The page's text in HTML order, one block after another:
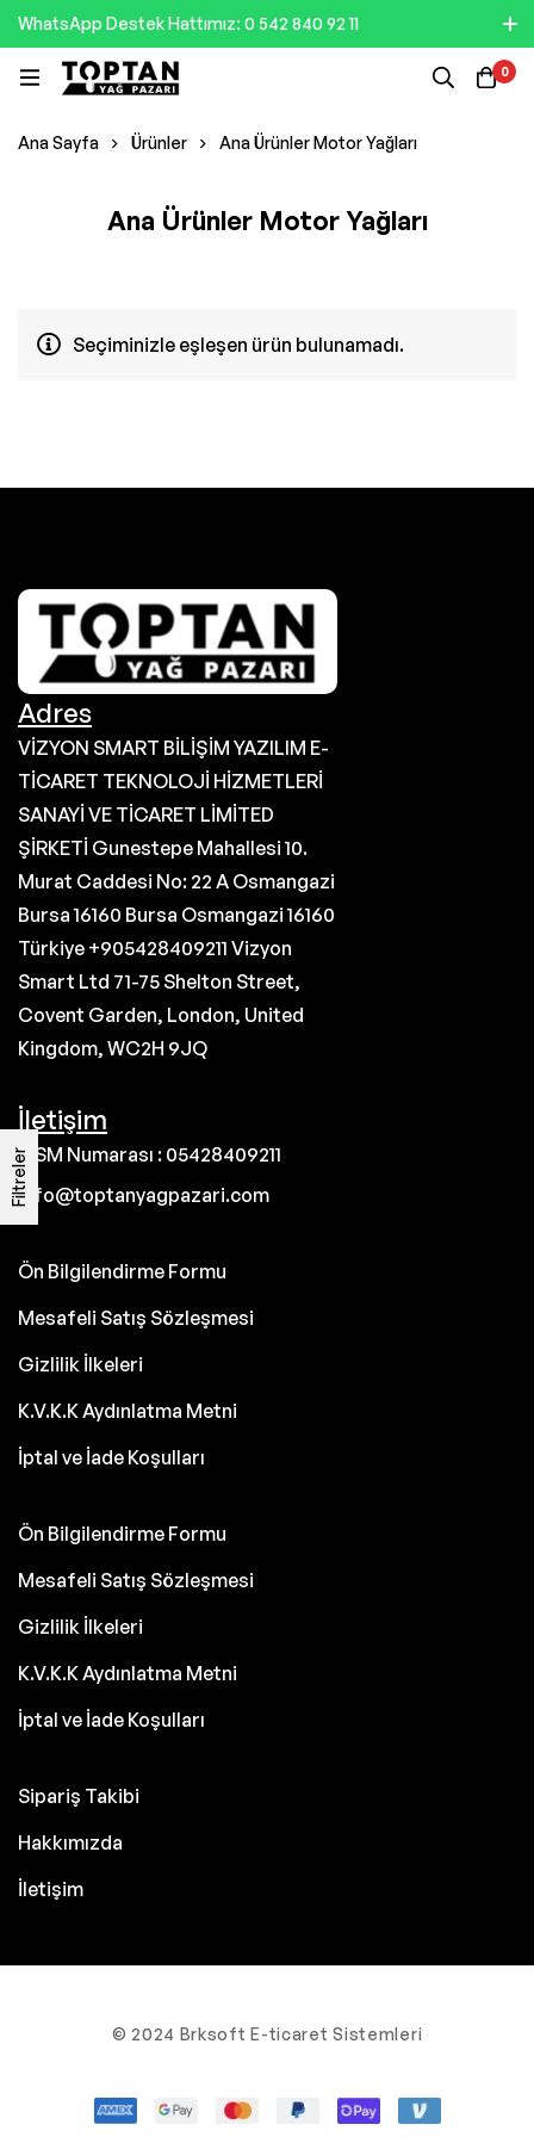
WhatsApp Destek Hattımız: 0 542 840 92 11
0
Ana Sayfa Ürünler Ana Ürünler Motor Yağları
Ana Ürünler Motor Yağları
Filtreler
Seçiminizle eşleşen ürün bulunamadı.
Adres
VİZYON SMART BİLİŞİM YAZILIM E-
TİCARET TEKNOLOJİ HİZMETLERİ
SANAYİ VE TİCARET LİMİTED
ŞİRKETİ Gunestepe Mahallesi 10.
Murat Caddesi No: 22 A Osmangazi
Bursa 16160 Bursa Osmangazi 16160
Türkiye +905428409211 Vizyon
Smart Ltd 71-75 Shelton Street,
Covent Garden, London, United
Kingdom, WC2H 9JQ
İletişim
GSM Numarası : 05428409211
info@toptanyagpazari.com
Ön Bilgilendirme Formu
Mesafeli Satış Sözleşmesi
Gizlilik İlkeleri
K.V.K.K Aydınlatma Metni
İptal ve İade Koşulları
Ön Bilgilendirme Formu
Mesafeli Satış Sözleşmesi
Gizlilik İlkeleri
K.V.K.K Aydınlatma Metni
İptal ve İade Koşulları
Sipariş Takibi
Hakkımızda
İletişim
© 2024 Brksoft E-ticaret Sistemleri